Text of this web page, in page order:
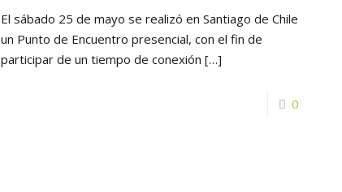
El sábado 25 de mayo se realizó en Santiago de Chile
un Punto de Encuentro presencial, con el fin de
participar de un tiempo de conexión […]
0